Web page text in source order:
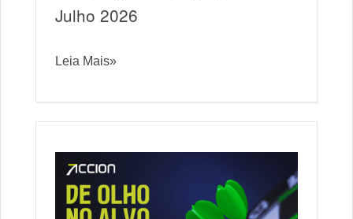
Julho 2026
Leia Mais»